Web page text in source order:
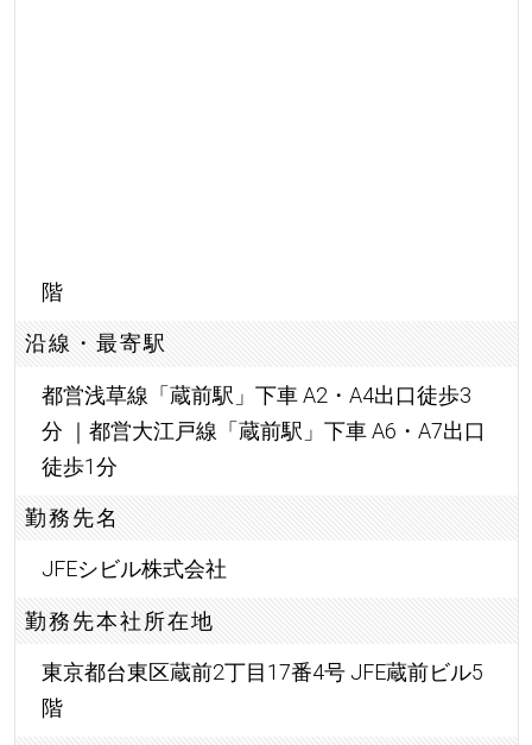
階
沿線・最寄駅
都営浅草線「蔵前駅」下車 A2・A4出口徒歩3
分 ｜都営大江戸線「蔵前駅」下車 A6・A7出口
徒歩1分
勤務先名
JFEシビル株式会社
勤務先本社所在地
東京都台東区蔵前2丁目17番4号 JFE蔵前ビル5
階